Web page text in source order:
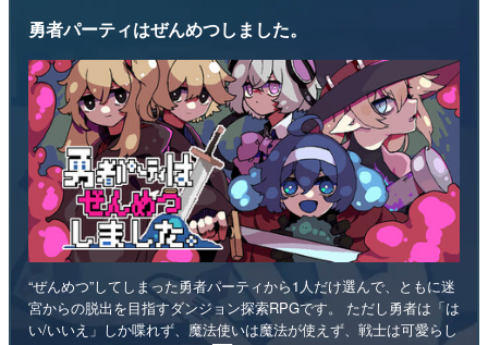
勇者パーティはぜんめつしました。
“ぜんめつ”してしまった勇者パーティから1人だけ選んで、ともに迷
宮からの脱出を目指すダンジョン探索RPGです。 ただし勇者は「は
い/いいえ」しか喋れず、魔法使いは魔法が使えず、戦士は可愛らし